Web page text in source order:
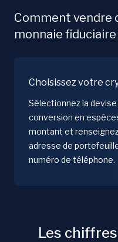
Comment vendre
monnaie
Choisissez votre
Sélectionnez la devise
conversion en
montant et
adresse de
numéro de téléphone.
Les